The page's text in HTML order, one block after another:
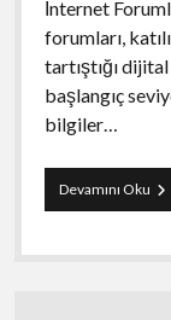
İnternet
forumları,
tartıştığı
başlangıç
bilgiler…
Devamını Oku